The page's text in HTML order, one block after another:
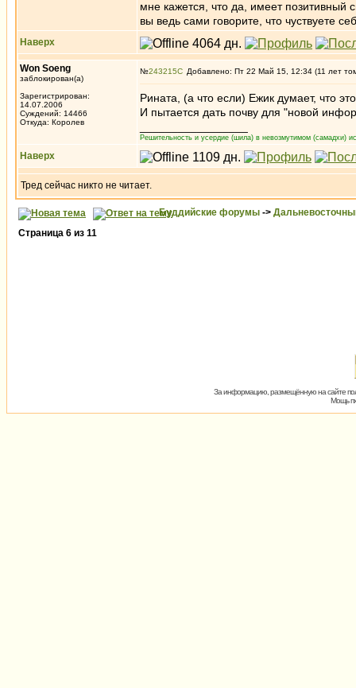
мне кажется, что да, имеет позитивный
вы ведь сами говорите, что чуствуете
Наверх
Won Soeng
заблокирован(а)
Зарегистрирован:
14.07.2006
Суждений: 14466
Откуда: Королев
№243215 Добавлено: Пт 22 Май 15, 12:34 (11 лет
Рината, (а что если) Ежик думает, что
И пытается дать почву для "новой
Решительность и усердие (шила) в невозмутимом (самадхи)
Наверх
Тред сейчас никто не читает.
Буддийские форумы ->
Страница 6 из 11
За информацию, размещённую на сайте
Мощь